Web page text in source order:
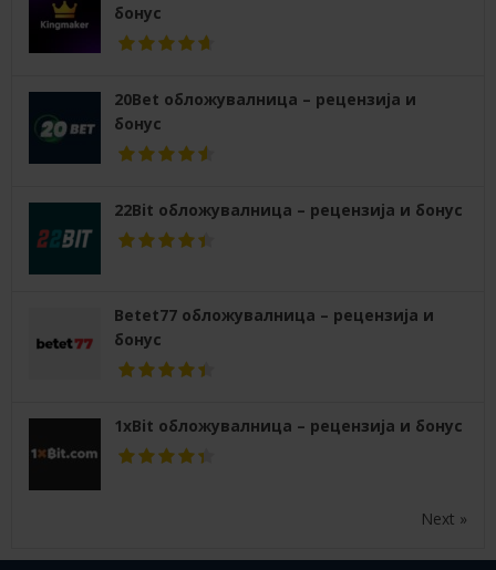
бонус
20Bet обложувалница – рецензија и
бонус
22Bit обложувалница – рецензија и бонус
Betet77 обложувалница – рецензија и
бонус
1xBit обложувалница – рецензија и бонус
Next »